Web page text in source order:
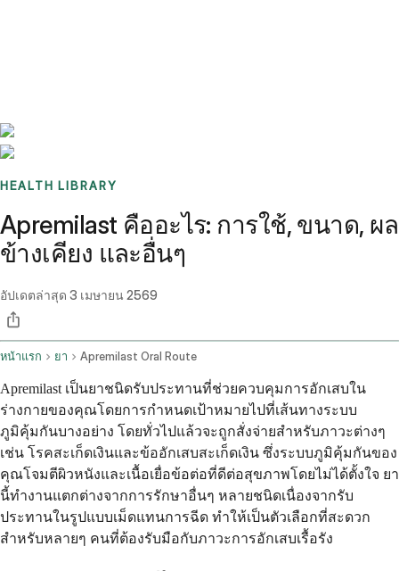
HEALTH LIBRARY
Apremilast คืออะไร: การใช้, ขนาด, ผล
ข้างเคียง และอื่นๆ
อัปเดตล่าสุด 3 เมษายน 2569
หน้าแรก ยา Apremilast Oral Route
Apremilast เป็นยาชนิดรับประทานที่ช่วยควบคุมการอักเสบใน
ร่างกายของคุณโดยการกำหนดเป้าหมายไปที่เส้นทางระบบ
ภูมิคุ้มกันบางอย่าง โดยทั่วไปแล้วจะถูกสั่งจ่ายสำหรับภาวะต่างๆ
เช่น โรคสะเก็ดเงินและข้ออักเสบสะเก็ดเงิน ซึ่งระบบภูมิคุ้มกันของ
คุณโจมตีผิวหนังและเนื้อเยื่อข้อต่อที่ดีต่อสุขภาพโดยไม่ได้ตั้งใจ ยา
นี้ทำงานแตกต่างจากการรักษาอื่นๆ หลายชนิดเนื่องจากรับ
ประทานในรูปแบบเม็ดแทนการฉีด ทำให้เป็นตัวเลือกที่สะดวก
สำหรับหลายๆ คนที่ต้องรับมือกับภาวะการอักเสบเรื้อรัง